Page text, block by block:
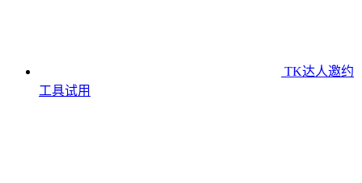
TK达人邀约
工具试用